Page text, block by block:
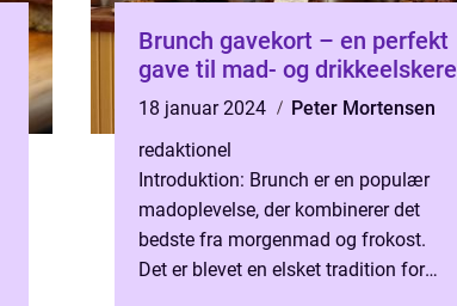
Brunch gavekort – en perfekt
gave til mad- og drikkeelskere
18 januar 2024
Peter Mortensen
redaktionel
Introduktion: Brunch er en populær
madoplevelse, der kombinerer det
bedste fra morgenmad og frokost.
Det er blevet en elsket tradition for